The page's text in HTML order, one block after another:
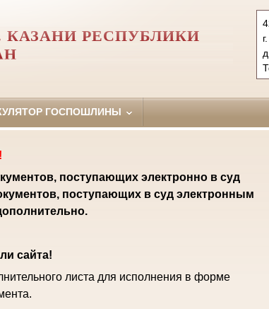
РЕСПУБЛИКИ
ГОСПОШЛИНЫ
поступающих электронно в суд
поступающих в суд электронным
сайта!
листа для исполнения в форме